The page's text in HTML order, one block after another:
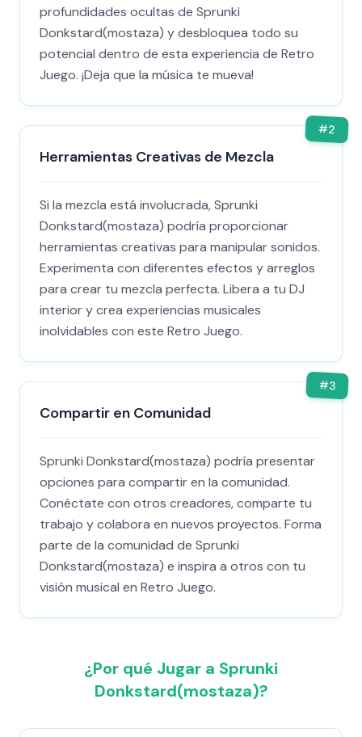
profundidades ocultas de Sprunki
Donkstard(mostaza) y desbloquea todo su
potencial dentro de esta experiencia de Retro
Juego. ¡Deja que la música te mueva!
#2
Herramientas Creativas de Mezcla
Si la mezcla está involucrada, Sprunki
Donkstard(mostaza) podría proporcionar
herramientas creativas para manipular sonidos.
Experimenta con diferentes efectos y arreglos
para crear tu mezcla perfecta. Libera a tu DJ
interior y crea experiencias musicales
inolvidables con este Retro Juego.
#3
Compartir en Comunidad
Sprunki Donkstard(mostaza) podría presentar
opciones para compartir en la comunidad.
Conéctate con otros creadores, comparte tu
trabajo y colabora en nuevos proyectos. Forma
parte de la comunidad de Sprunki
Donkstard(mostaza) e inspira a otros con tu
visión musical en Retro Juego.
¿Por qué Jugar a Sprunki
Donkstard(mostaza)?